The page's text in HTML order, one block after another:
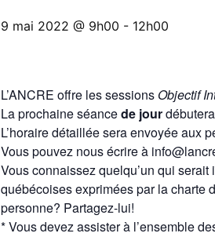
9 mai 2022 @ 9h00 - 12h00
L’ANCRE offre les sessions Objectif
La prochaine séancede jour
L’horaire détaillée sera envoyée aux
Vous pouvez nous écrire à
Vous connaissez quelqu’un qui
québécoises exprimées par la charte
personne? Partagez-lui!
* Vous devez assister à l’ensemble